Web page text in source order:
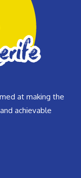
at making the
achievable